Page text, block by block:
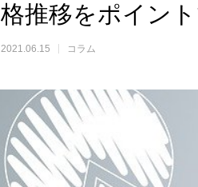
格推移をポイン
2021.06.15 コラム